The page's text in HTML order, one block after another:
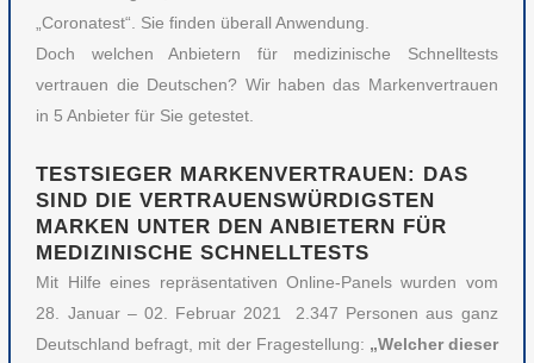
„Coronatest“. Sie finden überall Anwendung.
Doch welchen Anbietern für medizinische Schnelltests
vertrauen die Deutschen? Wir haben das Markenvertrauen
in 5 Anbieter für Sie getestet.
TESTSIEGER MARKENVERTRAUEN: DAS
SIND DIE VERTRAUENSWÜRDIGSTEN
MARKEN UNTER DEN ANBIETERN FÜR
MEDIZINISCHE SCHNELLTESTS
Mit Hilfe eines repräsentativen Online-Panels wurden vom
28. Januar – 02. Februar 2021 2.347 Personen aus ganz
Deutschland befragt, mit der Fragestellung: „Welcher dieser